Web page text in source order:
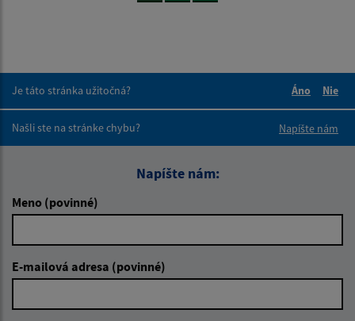
Je táto stránka užitočná?
Áno
Nie
Našli ste na stránke chybu?
Napíšte nám
Napíšte nám:
Meno (povinné)
E-mailová adresa (povinné)